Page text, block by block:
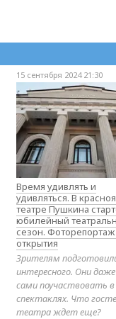
15 сентября 2024 21:30
Время удивлять и
удивляться. В
театре Пушкина
юбилейный
сезон. Фоторепортаж
открытия
Зрителям
интересного. Они
сами поучаствовать в
спектаклях. Что
театра ждет еще?